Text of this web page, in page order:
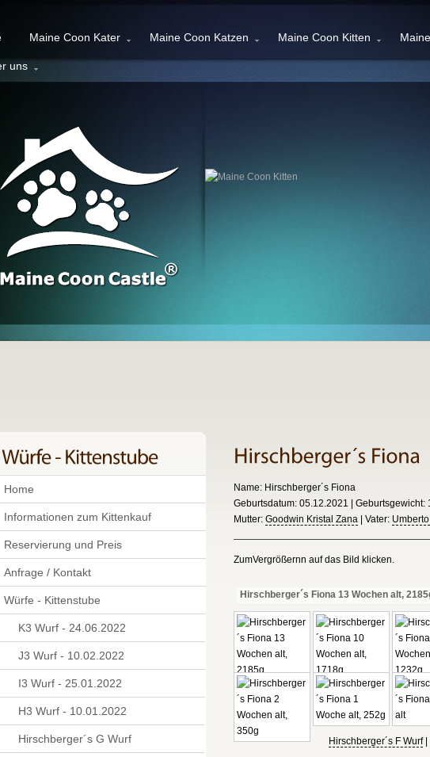
Maine Coon Kater Maine Coon Katzen Maine Coon Kitten
uns
Name: Hirschberger´s Fiona
Geburtsdatum: 05.12.2021 |
Mutter: Goodwin Kristal Zana| Vater:
ZumVergrößernn auf das Bild klicken.
Hirschberger´s Fiona 13 Wochen alt,
Hirschberger´s F Wurf|
Home
Informationen zum Kittenkauf
Reservierung und Preis
Anfrage / Kontakt
Würfe - Kittenstube
K3 Wurf - 24.06.2022
J3 Wurf - 10.02.2022
I3 Wurf - 25.01.2022
H3 Wurf - 10.01.2022
Hirschberger´s G Wurf